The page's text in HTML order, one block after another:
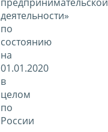
деятельности»
по
состоянию
на
01.01.2020
в
целом
по
России